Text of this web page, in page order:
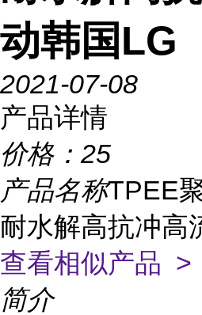
动韩国LG
2021-07-08
产品详情
价格： 25
产品名称TPEE
耐水解高抗冲高
查看相似产品 >
简介